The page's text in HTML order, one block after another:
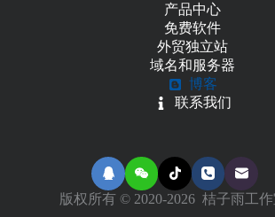
产品中心
免费软件
外贸独立站
域名和服务器
博客
联系我们
版权所有 © 2020-2026 桔子雨工